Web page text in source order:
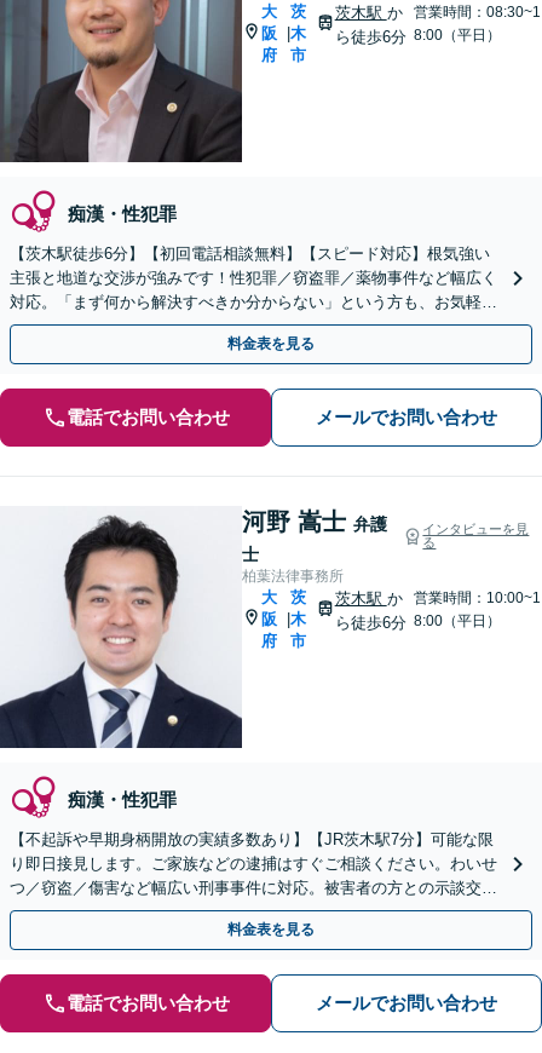
大
阪
府
茨
木
市
茨木駅 か
ら徒歩6分
営業時間：08:30~1
8:00（平日）
痴漢・性犯罪
【茨木駅徒歩6分】【初回電話相談無料】【スピード対応】根気強い
主張と地道な交渉が強みです！性犯罪／窃盗罪／薬物事件など幅広く
対応。「まず何から解決すべきか分からない」という方も、お気軽に
ご相談ください【朝8:30から営業】【電話相談可】
料金表を見る
電話でお問い合わせ メールでお問い合わせ
河野 嵩士 弁護
士
インタビューを見
る
柏葉法律事務所
大
阪
府
茨
木
市
茨木駅 か
ら徒歩6分
営業時間：10:00~1
8:00（平日）
痴漢・性犯罪
【不起訴や早期身柄開放の実績多数あり】【JR茨木駅7分】可能な限
り即日接見します。ご家族などの逮捕はすぐご相談ください。わいせ
つ／窃盗／傷害など幅広い刑事事件に対応。被害者の方との示談交渉
の成立経験も豊富です【初回相談無料】【土日祝対応可】
料金表を見る
電話でお問い合わせ メールでお問い合わせ